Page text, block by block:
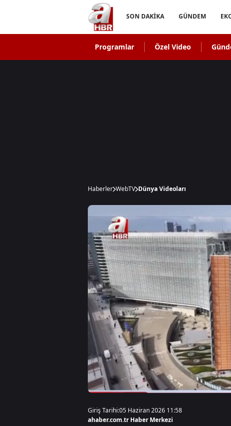
SON DAKİKA GÜNDEM
Programlar Özel Video
Haberler WebTV Dünya Videoları
Giriş Tarihi:05 Haziran 2026 11:58
ahaber.com.tr Haber Merkezi